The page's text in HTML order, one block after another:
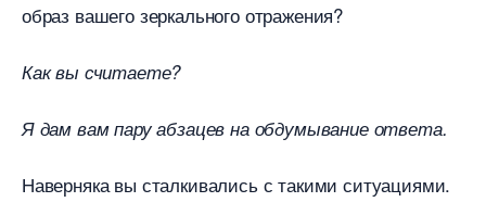
образ вашего зеркального отражения?
Как вы считаете?
Я дам вам пару абзацев на обдумывание ответа.
Наверняка вы сталкивались с такими ситуациями.